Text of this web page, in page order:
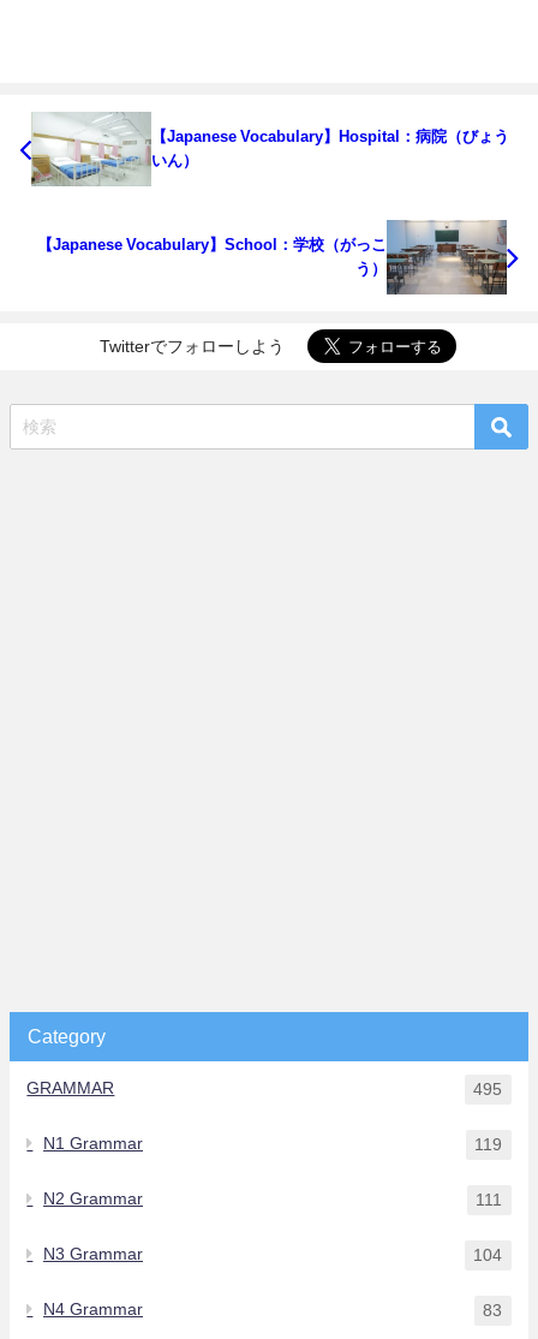
【Japanese Vocabulary】Hospital：病院（びょう
いん）
【Japanese Vocabulary】School：学校（がっこ
う）
Twitterでフォローしよう
Category
GRAMMAR 495
N1 Grammar 119
N2 Grammar 111
N3 Grammar 104
N4 Grammar 83